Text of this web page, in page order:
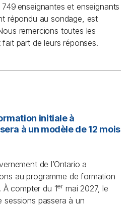
enseignantes et enseignants
répondu au sondage, est
remercions toutes les
part de leurs réponses.
initiale à
à un modèle de 12 mois
de l’Ontario a
au programme de formation
À compter du 1er mai 2027, le
sessions passera à un